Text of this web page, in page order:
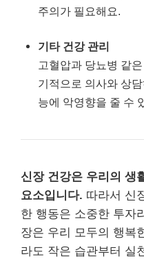
주의가 필요해요.
기타 건강 관리
고혈압과 당뇨병 같
기적으로 의사와 상
능에 악영향을 줄 수
신장 건강은 우리의 생
요소입니다. 따라서 신
한 행동은 소중한 투자
장은 우리 모두의 행복
라도 작은 습관부터 실